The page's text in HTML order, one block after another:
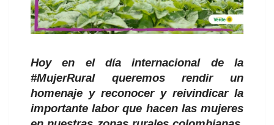
Hoy en el día internacional de la
#MujerRural queremos rendir un
homenaje y reconocer y reivindicar la
importante labor que hacen las mujeres